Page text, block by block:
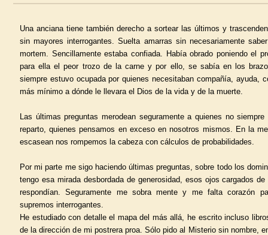
Una anciana tiene también derecho a sortear las últimos y
sin mayores interrogantes. Suelta amarras sin necesariamente
mortem. Sencillamente estaba confiada. Había obrado poniendo el
para ella el peor trozo de la carne y por ello, se sabía en los
siempre estuvo ocupada por quienes necesitaban compañía, ayuda,
más mínimo a dónde le llevara el Dios de la vida y de la muerte.
Las últimas preguntas merodean seguramente a quienes no
reparto, quienes pensamos en exceso en nosotros mismos. En la
escasean nos rompemos la cabeza con cálculos de probabilidades.
Por mi parte me sigo haciendo últimas preguntas, sobre todo los
tengo esa mirada desbordada de generosidad, esos ojos cargados
respondían. Seguramente me sobra mente y me falta corazón
supremos interrogantes.
He estudiado con detalle el mapa del más allá, he escrito incluso
de la dirección de mi postrera proa. Sólo pido al Misterio sin nombre,